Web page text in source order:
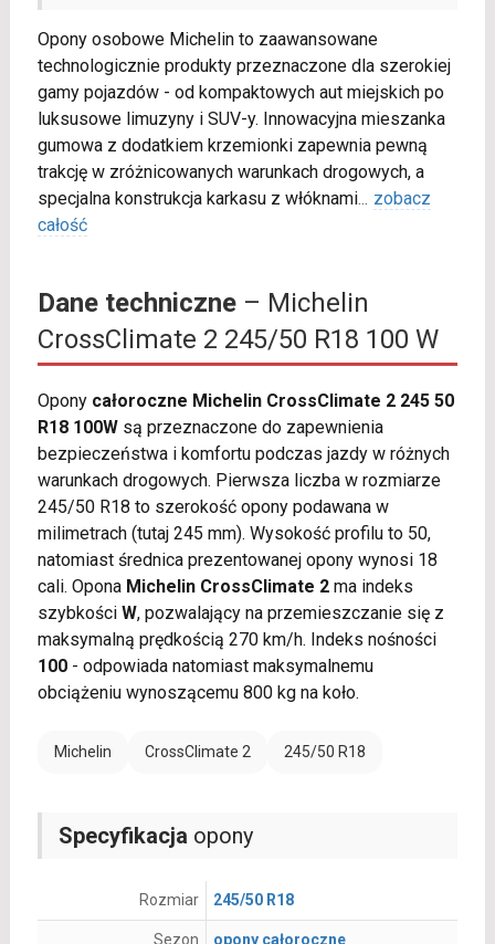
Opony osobowe Michelin to zaawansowane
technologicznie produkty przeznaczone dla szerokiej
gamy pojazdów - od kompaktowych aut miejskich po
luksusowe limuzyny i SUV-y. Innowacyjna mieszanka
gumowa z dodatkiem krzemionki zapewnia pewną
trakcję w zróżnicowanych warunkach drogowych, a
specjalna konstrukcja karkasu z włóknami... zobacz
całość
Dane techniczne– Michelin
CrossClimate 2 245/50 R18 100 W
Opony całoroczne Michelin CrossClimate 2 245 50
R18 100Wsą przeznaczone do zapewnienia
bezpieczeństwa i komfortu podczas jazdy w różnych
warunkach drogowych. Pierwsza liczba w rozmiarze
245/50 R18 to szerokość opony podawana w
milimetrach (tutaj 245 mm). Wysokość profilu to 50,
natomiast średnica prezentowanej opony wynosi 18
cali. Opona Michelin CrossClimate 2ma indeks
szybkości W, pozwalający na przemieszczanie się z
maksymalną prędkością 270 km/h. Indeks nośności
100- odpowiada natomiast maksymalnemu
obciążeniu wynoszącemu 800 kg na koło.
Michelin CrossClimate 2 245/50 R18
Specyfikacja opony
Rozmiar 245/50 R18
Sezon opony całoroczne